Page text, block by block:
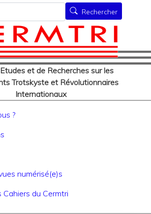
au
contenu
principal
du compte de
et de Recherches sur les
Trotskyste et Révolutionnaires
Internationaux
Rechercher
principale
?
numérisé(e)s
Cahiers du Cermtri